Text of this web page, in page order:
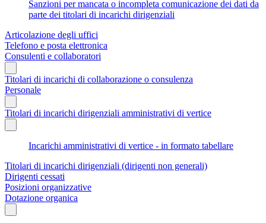
Sanzioni per mancata o incompleta comunicazione dei dati da
parte dei titolari di incarichi dirigenziali
Articolazione degli uffici
Telefono e posta elettronica
Consulenti e collaboratori
Titolari di incarichi di collaborazione o consulenza
Personale
Titolari di incarichi dirigenziali amministrativi di vertice
Incarichi amministrativi di vertice - in formato tabellare
Titolari di incarichi dirigenziali (dirigenti non generali)
Dirigenti cessati
Posizioni organizzative
Dotazione organica